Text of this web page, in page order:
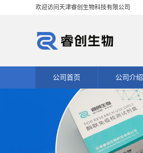
欢迎访问天津睿创生物科技有限公司
公司首页 公司介绍